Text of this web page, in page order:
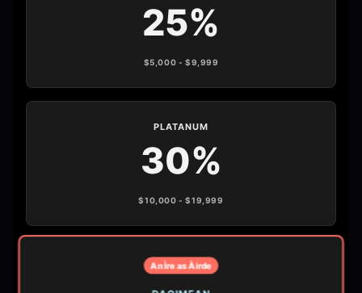
25%
$5,000 - $9,999
PLATANUM
30%
$10,000 - $19,999
An Ìre as Àirde